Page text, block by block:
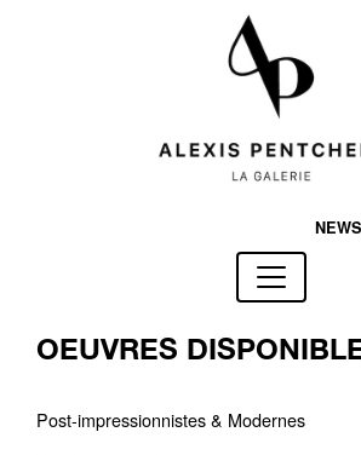
OEUVRES
Post-impressionnistes & Modernes